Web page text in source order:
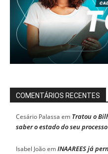
COMENTÁRIOS RECENTES
Cesário Palassa em Tratou o
saber o estado do seu processo
Isabel JoãoemINAAREES já